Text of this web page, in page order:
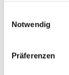
Notwendig
Präferenzen
Klassische
musikalische
wollen mit
Menschen